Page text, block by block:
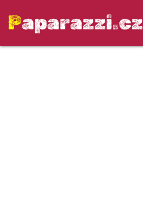
Paparazzi.cz